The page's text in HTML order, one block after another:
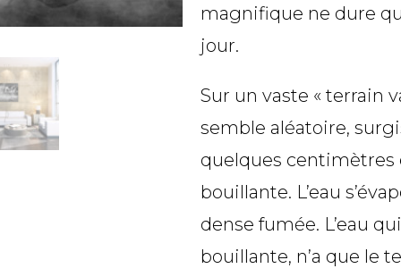
magnifique ne dure
jour.
Sur un vaste « terrain
semble aléatoire,
quelques centimètres
bouillante. L’eau
dense fumée. L’eau
bouillante, n’a que le